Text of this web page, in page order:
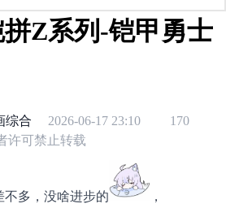
拼Z系列-铠甲勇士
综合 2026-06-17 23:10
170
许可禁止转载
多，没啥进步的 ，